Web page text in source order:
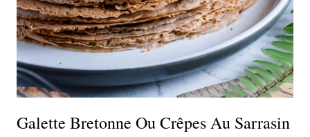
Galette Bretonne Ou Crêpes Au Sarrasin